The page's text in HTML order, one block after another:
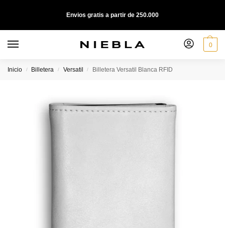
Envios gratis a partir de 250.000
0
Inicio / Billetera / Versatil / Billetera Versatil Blanca RFID